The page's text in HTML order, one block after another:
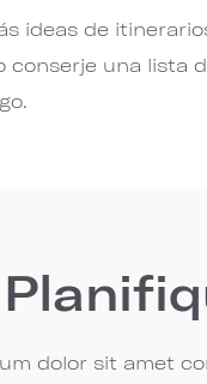
ideas de
una lista
dolor sit amet